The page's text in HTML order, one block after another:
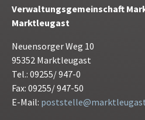
Verwaltungsgemeinschaft
Marktleugast
Neuensorger Weg 10
95352 Marktleugast
Tel.: 09255/ 947-0
Fax: 09255/ 947-50
E-Mail: